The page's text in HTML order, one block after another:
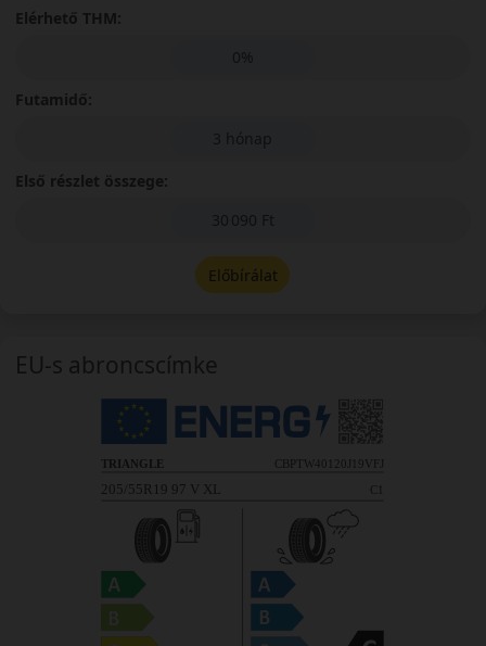
Elérhető THM:
0%
Futamidő:
3 hónap
Első részlet összege:
30 090 Ft
Előbírálat
EU-s abroncscímke